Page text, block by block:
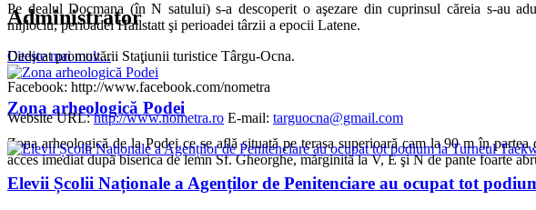
Pe dealul Docmana (în N satului) s-a descoperit o aşezare din cuprinsul căreia s-au
mijlociu, perioadei Hallstatt şi perioadei târzii a epocii Latene.
Citeşte mai mult...
Zona arheologică Podei
Zona arheologică de la Podei ce se află situată pe terasa superioară cam la 90 m în
acces imediat după biserica de lemn Sf. Gheorghe, mărginită la V, E şi N de pante foarte
Administrator
Dedicat promovării Staţiunii turistice Târgu-Ocna.
Facebook: http://www.facebook.com/nometra
Website URL:http://www.nometra.ro E-mail: targuocna@gmail.com
Elevii Școlii Naționale a Agenților de Penitenciare au ocupat tot